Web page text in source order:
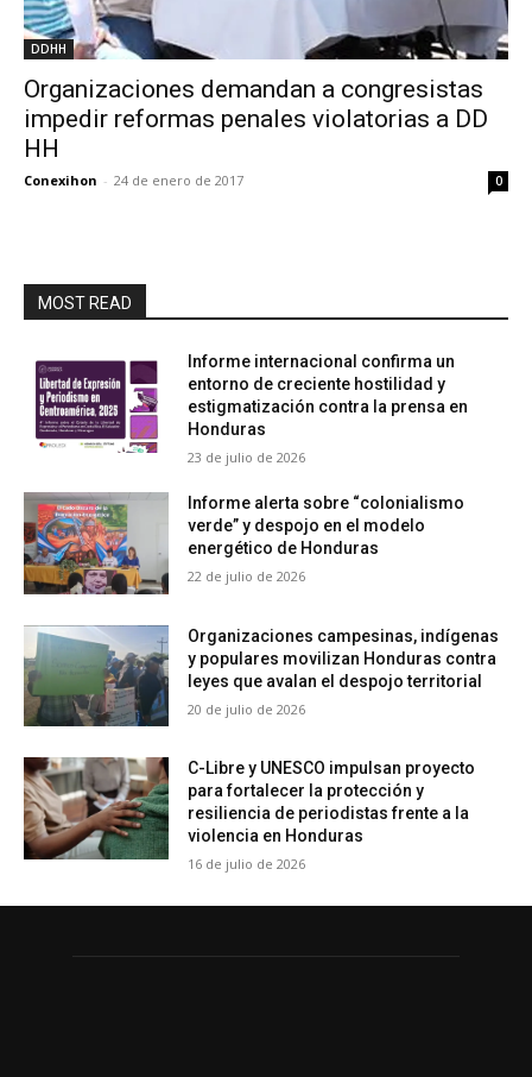
DDHH
Organizaciones demandan a congresistas
impedir reformas penales violatorias a DD
HH
Conexihon - 24 de enero de 2017 0
MOST READ
Informe internacional confirma un
entorno de creciente hostilidad y
estigmatización contra la prensa en
Honduras
23 de julio de 2026
Informe alerta sobre “colonialismo
verde” y despojo en el modelo
energético de Honduras
22 de julio de 2026
Organizaciones campesinas, indígenas
y populares movilizan Honduras contra
leyes que avalan el despojo territorial
20 de julio de 2026
C-Libre y UNESCO impulsan proyecto
para fortalecer la protección y
resiliencia de periodistas frente a la
violencia en Honduras
16 de julio de 2026